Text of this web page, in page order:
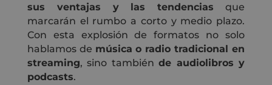
sus ventajas y las tendencias que
marcarán el rumbo a corto y medio plazo.
Con esta explosión de formatos no solo
hablamos de música o radio tradicional en
streaming, sino tambiénde audiolibros y
podcasts.